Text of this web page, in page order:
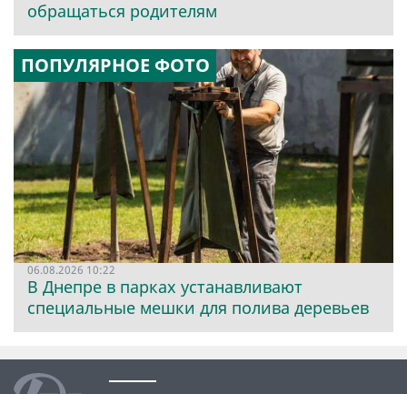
обращаться родителям
ПОПУЛЯРНОЕ ФОТО
06.08.2026 10:22
В Днепре в парках устанавливают
специальные мешки для полива деревьев